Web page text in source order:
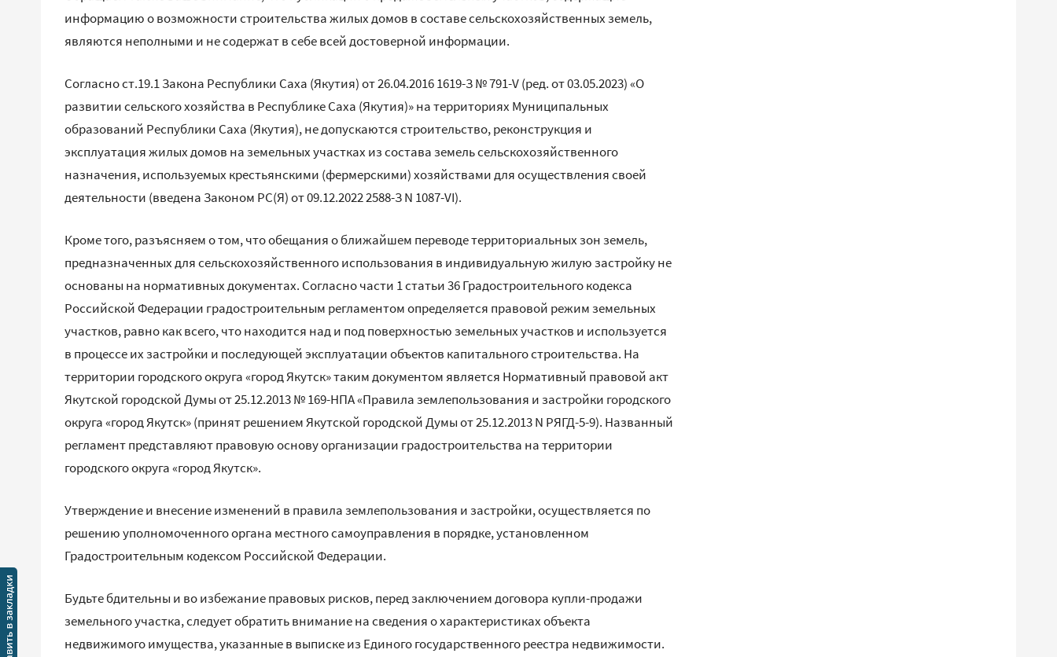
информацию о возможности строительства жилых домов в составе сельскохозяйственных земель,
являются неполными и не содержат в себе всей достоверной информации.
Согласно ст.19.1 Закона Республики Саха (Якутия) от 26.04.2016 1619-З № 791-V (ред. от 03.05.2023) «О
развитии сельского хозяйства в Республике Саха (Якутия)» на территориях Муниципальных
образований Республики Саха (Якутия), не допускаются строительство, реконструкция и
эксплуатация жилых домов на земельных участках из состава земель сельскохозяйственного
назначения, используемых крестьянскими (фермерскими) хозяйствами для осуществления своей
деятельности (введена Законом РС(Я) от 09.12.2022 2588-З N 1087-VI).
Кроме того, разъясняем о том, что обещания о ближайшем переводе территориальных зон земель,
предназначенных для сельскохозяйственного использования в индивидуальную жилую застройку не
основаны на нормативных документах. Согласно части 1 статьи 36 Градостроительного кодекса
Российской Федерации градостроительным регламентом определяется правовой режим земельных
участков, равно как всего, что находится над и под поверхностью земельных участков и используется
в процессе их застройки и последующей эксплуатации объектов капитального строительства. На
территории городского округа «город Якутск» таким документом является Нормативный правовой акт
Якутской городской Думы от 25.12.2013 № 169-НПА «Правила землепользования и застройки городского
округа «город Якутск» (принят решением Якутской городской Думы от 25.12.2013 N РЯГД-5-9). Названный
регламент представляют правовую основу организации градостроительства на территории
городского округа «город Якутск».
Утверждение и внесение изменений в правила землепользования и застройки, осуществляется по
решению уполномоченного органа местного самоуправления в порядке, установленном
Градостроительным кодексом Российской Федерации.
Будьте бдительны и во избежание правовых рисков, перед заключением договора купли-продажи
земельного участка, следует обратить внимание на сведения о характеристиках объекта
недвижимого имущества, указанные в выписке из Единого государственного реестра недвижимости.